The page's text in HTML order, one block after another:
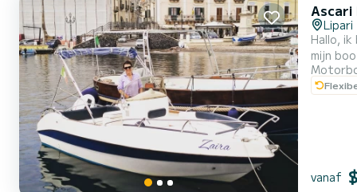
Ascari
Lipari
Hallo, ik ben Federica, je
mijn
zee en haar eilanden. Vulkanische eilanden
blauw
vanaf